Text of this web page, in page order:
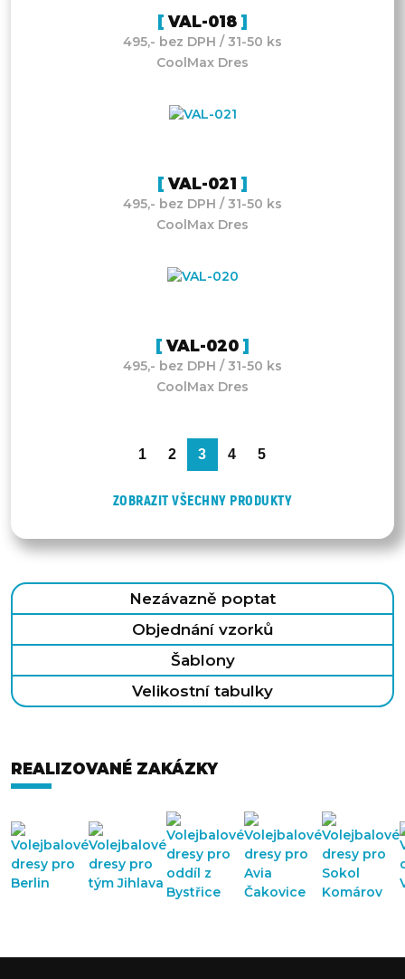
VAL-018
495,- bez DPH / 31-50 ks
CoolMax Dres
VAL-021
495,- bez DPH / 31-50 ks
CoolMax Dres
VAL-020
495,- bez DPH / 31-50 ks
CoolMax Dres
1 2 3 4 5
ZOBRAZIT VŠECHNY PRODUKTY
Nezávazně poptat
Objednání vzorků
Šablony
Velikostní tabulky
REALIZOVANÉ ZAKÁZKY